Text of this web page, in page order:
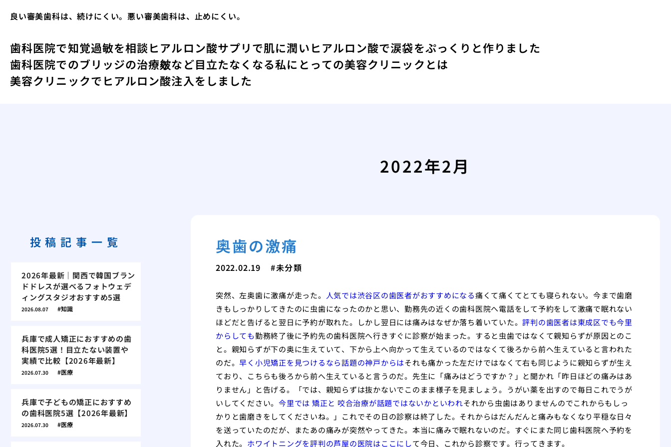
良い審美歯科は、続けにくい。悪い審美歯科は、止めにくい。
歯科医院で知覚過敏を相談ヒアルロン酸サプリで肌に潤いヒアルロン酸で涙袋をぷっくりと作りました
歯科医院でのブリッジの治療皴など目立たなくなる私にとっての美容クリニックとは
美容クリニックでヒアルロン酸注入をしました
2022年2月
奥歯の激痛
2022.02.19 未分類
突然、左奥歯に激痛が走った。 人気では渋谷区の歯医者がおすすめになる痛くて痛くてとても寝られない。今まで歯磨
きもしっかりしてきたのに虫歯になったのかと思い、勤務先の近くの歯科医院へ電話をして予約をして激痛で眠れない
ほどだと告げると翌日に予約が取れた。しかし翌日には痛みはなぜか落ち着いていた。評判の歯医者は東成区でも今里
からしても勤務終了後に予約先の歯科医院へ行きすぐに診察が始まった。すると虫歯ではなくて親知らずが原因とのこ
と。親知らずが下の奥に生えていて、下から上へ向かって生えているのではなくて後ろから前へ生えていると言われた
のだ。早く小児矯正を見つけるなら話題の神戸からはそれも痛かった左だけではなくて右も同じように親知らずが生え
ており、こちらも後ろから前へ生えていると言うのだ。先生に「痛みはどうですか？」と聞かれ「昨日ほどの痛みはあ
りません」と告げる。「では、親知らずは抜かないでこのまま様子を見ましょう。うがい薬を出すので毎日これでうが
いしてください。 今里では 矯正と 咬合治療が話題ではないかといわれそれから虫歯はありませんのでこれからもしっ
かりと歯磨きをしてくださいね。」これでその日の診察は終了した。それからはだんだんと痛みもなくなり平穏な日々
を送っていたのだが、またあの痛みが突然やってきた。本当に痛みで眠れないのだ。すぐにまた同じ歯科医院へ予約を
入れた。 ホワイトニングを評判の芦屋の医院はここにして今日、これから診察です。行ってきます。
投稿記事一覧
2026年最新｜関西で韓国ブラン
ドドレスが選べるフォトウェデ
ィングスタジオおすすめ5選
2026.08.07 知識
兵庫で成人矯正におすすめの歯
科医院5選！目立たない装置や
実績で比較【2026年最新】
2026.07.30 医療
兵庫で子どもの矯正におすすめ
の歯科医院5選【2026年最新】
2026.07.30 医療